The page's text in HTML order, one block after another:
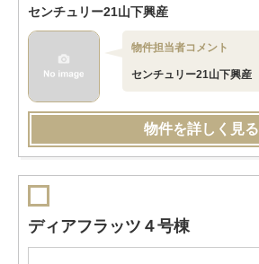
センチュリー21山下興産
物件担当者コメント
センチュリー21山下興産
物件を詳しく見る
ディアフラッツ４号棟